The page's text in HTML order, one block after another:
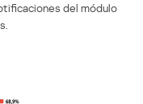
del módulo